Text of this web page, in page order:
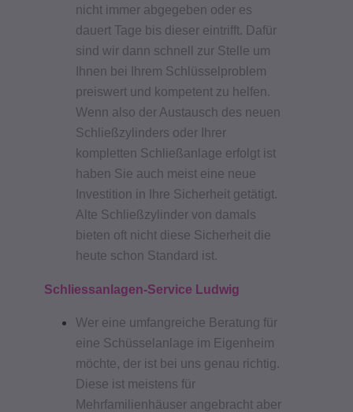
nicht immer abgegeben oder es
dauert Tage bis dieser eintrifft. Dafür
sind wir dann schnell zur Stelle um
Ihnen bei Ihrem Schlüsselproblem
preiswert und kompetent zu helfen.
Wenn also der Austausch des neuen
Schließzylinders oder Ihrer
kompletten Schließanlage erfolgt ist
haben Sie auch meist eine neue
Investition in Ihre Sicherheit getätigt.
Alte Schließzylinder von damals
bieten oft nicht diese Sicherheit die
heute schon Standard ist.
Schliessanlagen-Service Ludwig
Wer eine umfangreiche Beratung für
eine Schüsselanlage im Eigenheim
möchte, der ist bei uns genau richtig.
Diese ist meistens für
Mehrfamilienhäuser angebracht aber